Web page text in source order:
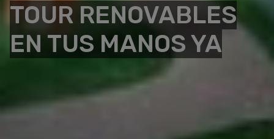
TOUR RENOVABLES
EN TUS MANOS YA